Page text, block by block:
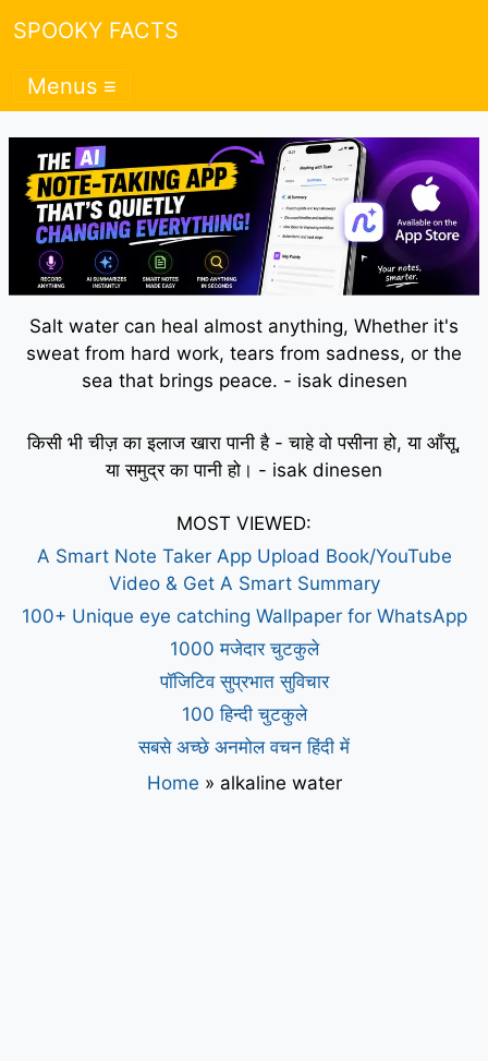
SPOOKY FACTS
Menus ≡
Salt water can heal almost anything, Whether it's
sweat from hard work, tears from sadness, or the
sea that brings peace. - isak dinesen
किसी भी चीज़ का इलाज खारा पानी है - चाहे वो पसीना हो, या आँसू,
या समुद्र का पानी हो। - isak dinesen
MOST VIEWED:
A Smart Note Taker App Upload Book/YouTube
Video & Get A Smart Summary
100+ Unique eye catching Wallpaper for WhatsApp
1000 मजेदार चुटकुले
पॉजिटिव सुप्रभात सुविचार
100 हिन्दी चुटकुले
सबसे अच्छे अनमोल वचन हिंदी में
Home » alkaline water